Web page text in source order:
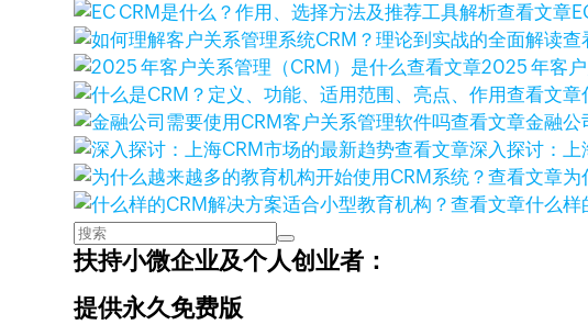
查看文章
查
查看文章2025 年客
查看文章
查看文章金融公
查看文章深入探讨：上
查看文章为
查看文章什么样
扶持小微企业及个人创业者：
提供永久免费版